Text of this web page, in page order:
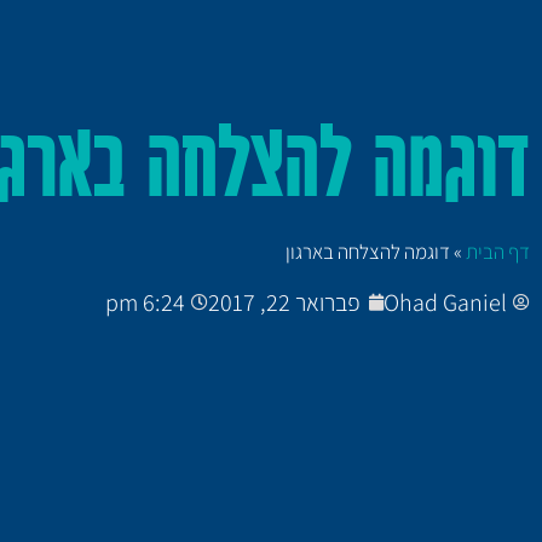
דוגמה להצלחה
דף הבית»דוגמה להצלחה בארגון
Ohad Ganiel פברואר 22, 2017 6:24 pm